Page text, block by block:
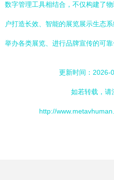
数字管理工具相结合，不仅构建了
户打造长效、智能的展览展示生态
举办各类展览、进行品牌宣传的可靠
更新时间：2026-
如若转载，请
http://